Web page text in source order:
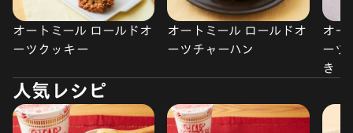
オートミール ロールドオ
ーツクッキー
オートミール ロールドオ
ーツチャーハン
オー
ーツ
き
人気レシピ